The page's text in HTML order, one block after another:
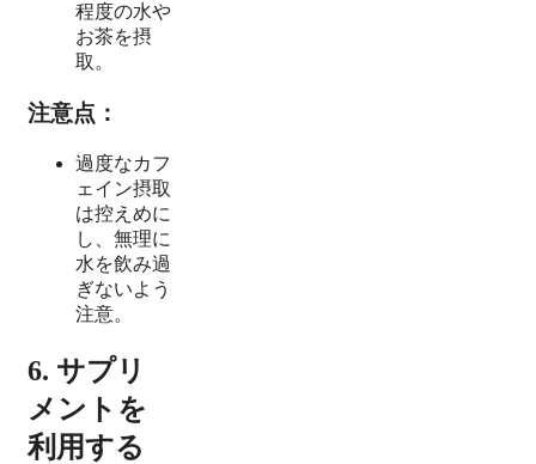
程度の水や
お茶を摂
取。
注意点：
過度なカフ
ェイン摂取
は控えめに
し、無理に
水を飲み過
ぎないよう
注意。
6. サプリ
メントを
利用する